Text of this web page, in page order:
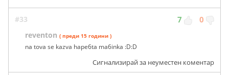
#33 7 0
reventon ( преди 15 години )
na tova se kazva hape6ta ma6inka :D:D
Сигнализирай за неуместен коментар